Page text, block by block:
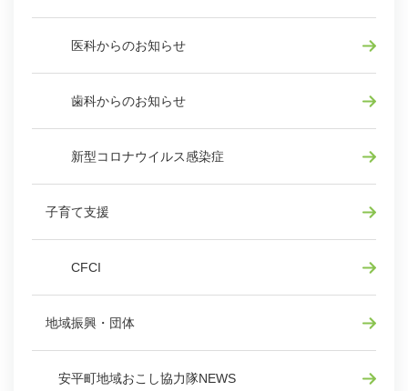
医科からのお知らせ
歯科からのお知らせ
新型コロナウイルス感染症
子育て支援
CFCI
地域振興・団体
安平町地域おこし協力隊NEWS